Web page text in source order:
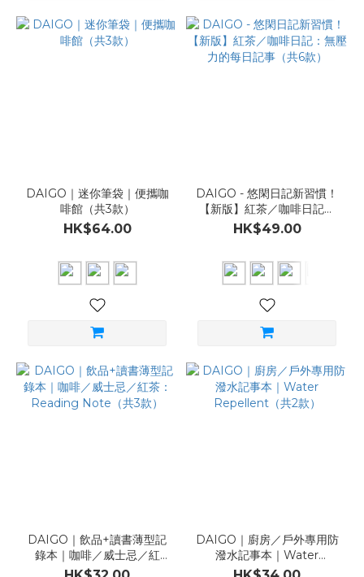
DAIGO｜迷你筆袋｜便攜咖
啡館（共3款）
HK$64.00
DAIGO - 悠閑日記新習慣！
【新版】紅茶／咖啡日記：
無壓力的每日記事（共6款）
HK$49.00
DAIGO｜飲品+讀書薄型記
錄本｜咖啡／威士忌／紅
茶：Reading Note（共3
DAIGO｜廚房／戶外專用防
潑水記事本｜Water
Repellent（共2款）